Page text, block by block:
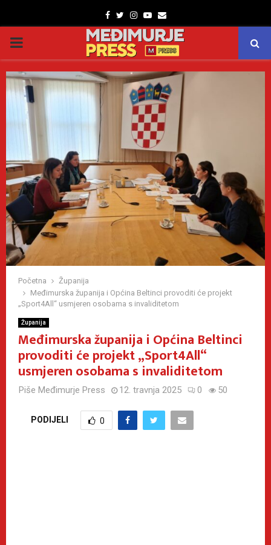
Facebook
TwitterInstagram
Youtube
Email
PRIMARY
MENU
Početna
Županija
Međimurska županija i Općina Beltinci provoditi će projekt
„Sport4All“ usmjeren osobama s invaliditetom
Županija
Međimurska županija i Općina Beltinci
provoditi će projekt „Sport4All“
usmjeren osobama s invaliditetom
Piše Međimurje Press 12. travnja 2025 0 50
PODIJELI 0